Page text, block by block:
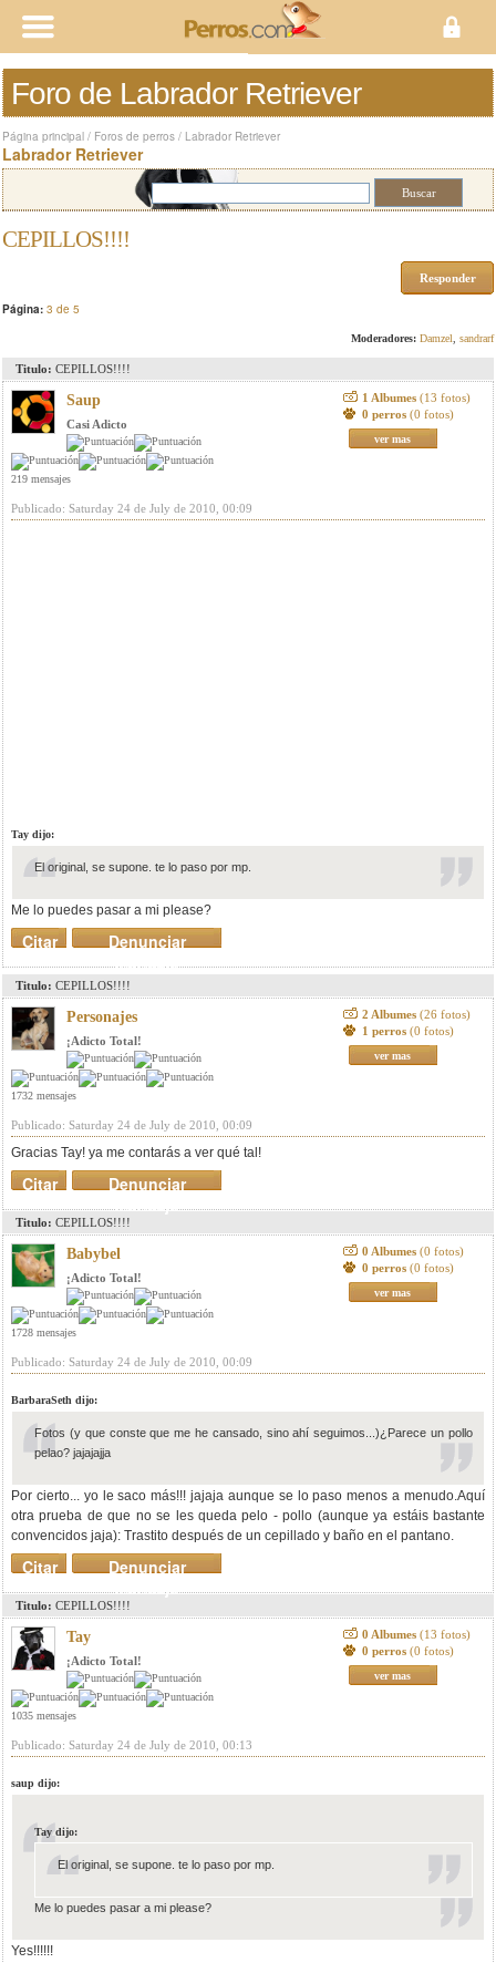
Foro de Labrador Retriever
Página principal / Foros de perros / Labrador Retriever
Labrador Retriever
CEPILLOS!!!!
Responder
Página: 3 de 5
Moderadores: Damzel sandrarf
Titulo: CEPILLOS!!!!
Saup
Casi Adicto
219 mensajes
1 Albumes (13 fotos)
0 perros (0 fotos)
ver mas
Publicado: Saturday 24 de July de 2010, 00:09
Tay dijo:
El original, se supone. te lo paso por mp.
Me lo puedes pasar a mi please?
Denunciar
mensaje
Citar
Titulo: CEPILLOS!!!!
Personajes
¡Adicto Total!
1732 mensajes
2 Albumes (26 fotos)
1 perros (0 fotos)
ver mas
Publicado: Saturday 24 de July de 2010, 00:09
Gracias Tay! ya me contarás a ver qué tal!
Denunciar
mensaje
Citar
Titulo: CEPILLOS!!!!
Babybel
¡Adicto Total!
1728 mensajes
0 Albumes (0 fotos)
0 perros (0 fotos)
ver mas
Publicado: Saturday 24 de July de 2010, 00:09
BarbaraSeth dijo:
Fotos (y que conste que me he cansado, sino ahí seguimos...)¿Parece un pollo
pelao? jajajajja
Por cierto... yo le saco más!!! jajaja aunque se lo paso menos a menudo.Aquí
otra prueba de que no se les queda pelo - pollo (aunque ya estáis bastante
convencidos jaja): Trastito después de un cepillado y baño en el pantano.
Denunciar
mensaje
Citar
Titulo: CEPILLOS!!!!
Tay
¡Adicto Total!
1035 mensajes
0 Albumes (13 fotos)
0 perros (0 fotos)
ver mas
Publicado: Saturday 24 de July de 2010, 00:13
saup dijo:
Tay dijo:
El original, se supone. te lo paso por mp.
Me lo puedes pasar a mi please?
Yes!!!!!!